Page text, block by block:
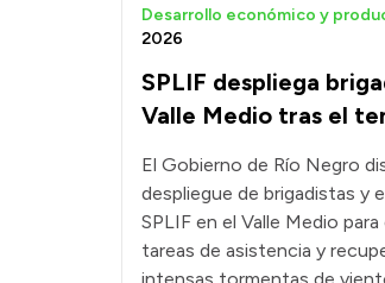
SPLIF despliega
Valle Medio tras el
Desarrollo económico y
2026
El Gobierno de Río Negro
despliegue de brigadistas y
SPLIF en el Valle Medio
tareas de asistencia y